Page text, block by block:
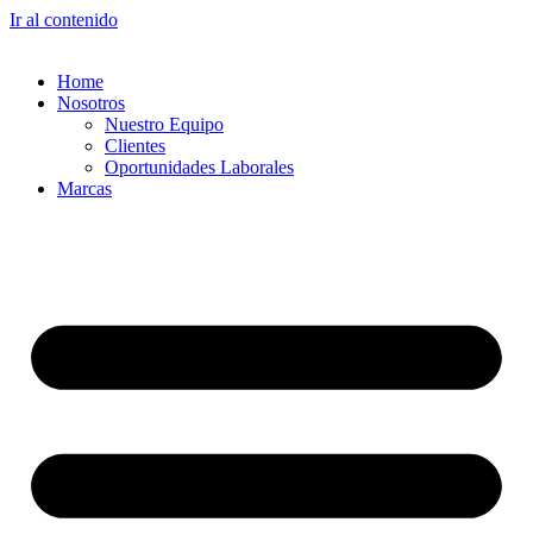
Ir al contenido
Home
Nosotros
Nuestro Equipo
Clientes
Oportunidades Laborales
Marcas